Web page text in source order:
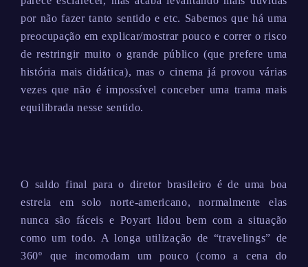
por não fazer tanto sentido e etc. Sabemos que há uma
preocupação em explicar/mostrar pouco e correr o risco
de restringir muito o grande público (que prefere uma
história mais didática), mas o cinema já provou várias
vezes que não é impossível conceber uma trama mais
equilibrada nesse sentido.
O saldo final para o diretor brasileiro é de uma boa
estreia em solo norte-americano, normalmente elas
nunca são fáceis e Poyart lidou bem com a situação
como um todo. A longa utilização de “travelings” de
360º que incomodam um pouco (como a cena do